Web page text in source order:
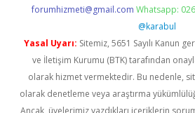
forumhizmeti@gmail.com Whatsapp:
@karabul
Yasal Uyarı: Sitemiz, 5651 Sayılı Kanun
ve İletişim Kurumu (BTK) tarafından
olarak hizmet vermektedir. Bu nedenle,
olarak denetleme veya araştırma
Ancak, üyelerimiz yazdıkları içeriklerin